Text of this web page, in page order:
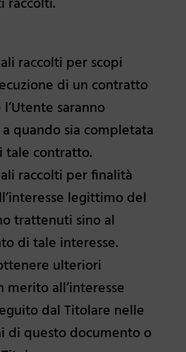
raccolti per scopi
di un contratto
saranno
quando sia completata
tale contratto.
raccolti per finalità
legittimo del
trattenuti sino al
di tale interesse.
ulteriori
all’interesse
dal Titolare nelle
di questo documento o